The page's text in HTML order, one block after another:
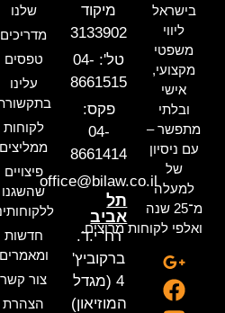
בישראל
ליווי
משפטי
מקצועי,
אישי
ובלתי
מתפשר –
עם ניסיון
של
למעלה
מ־25 שנה
ואלפי לקוחות מרוצים.
שלנו
מדריכים
טפסים
עלינו
לקוחות
ממליצים
פיצויים
שהשגנו
חדשות
ומאמרים
צור קשר
הצהרת
מיקוד
3133902
טל': 04-
8661515
פקס:
04-
8661414
office@bilaw.co.il
תל
אביב
רח' י.ד.
ברקוביץ'
4 (מגדל
המוזיאון)